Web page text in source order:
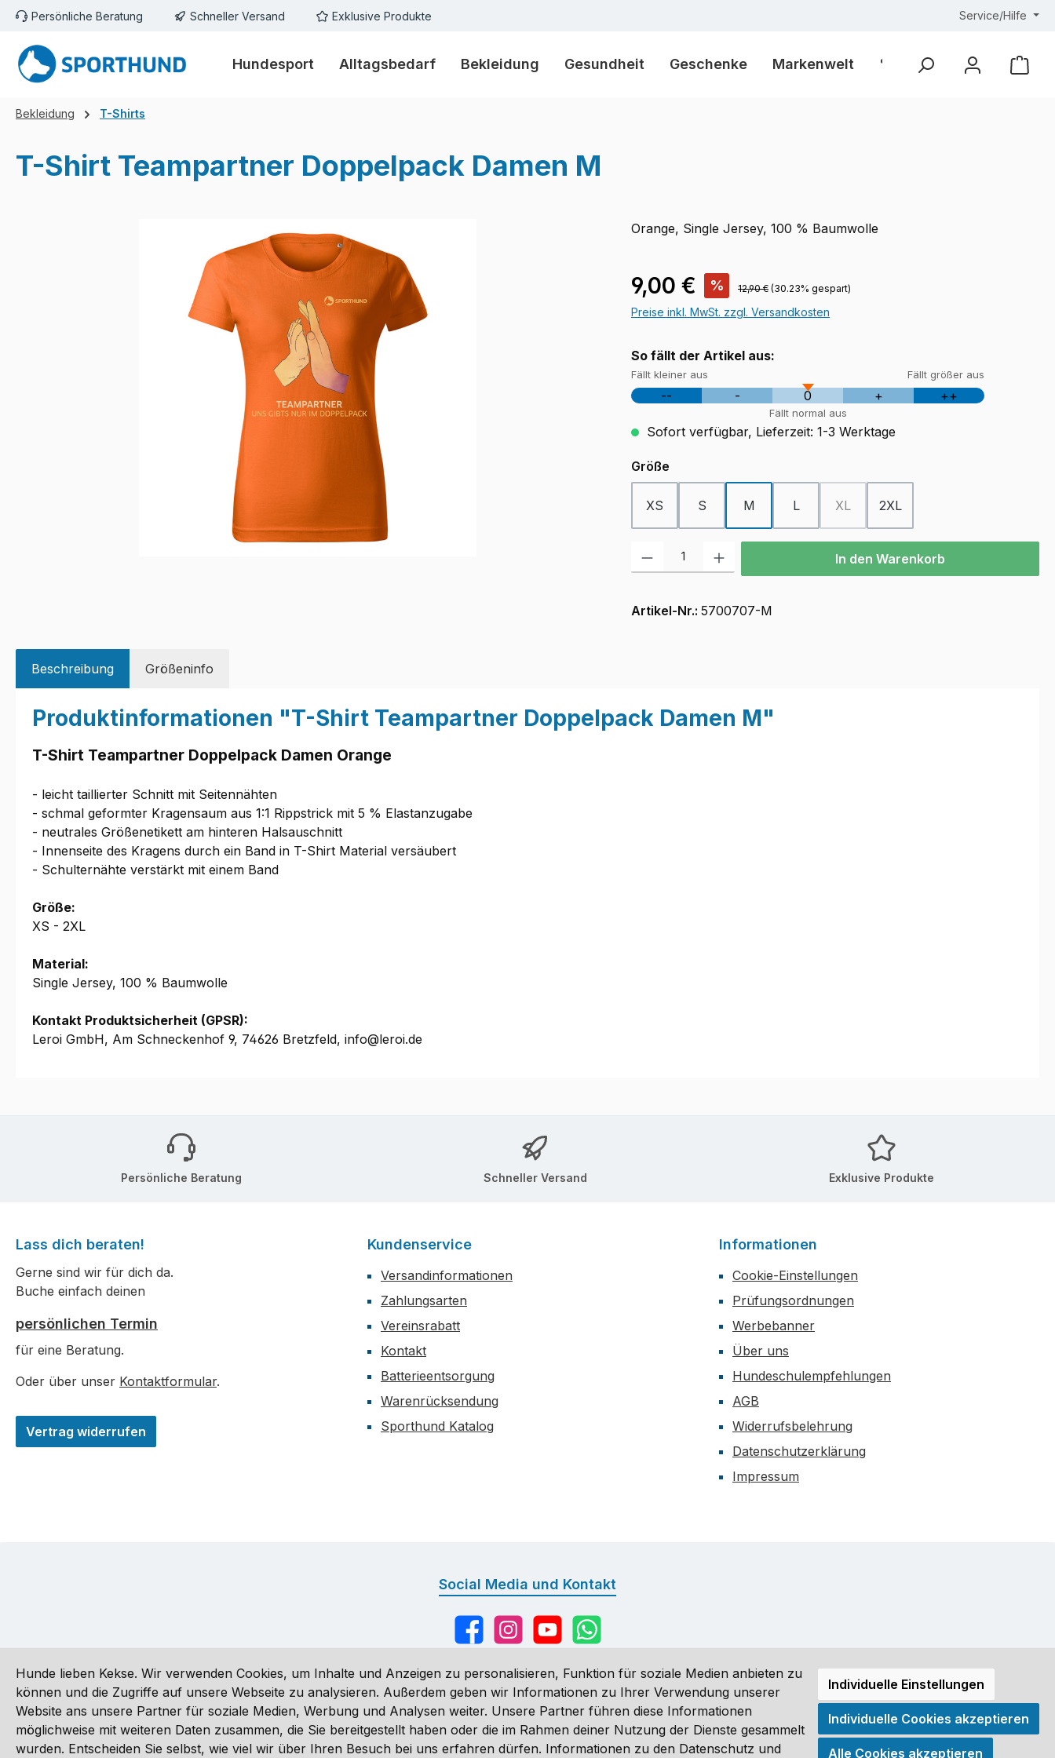
Hauptinhalt springen
Zur Suche springen
Zur Hauptnavigation springen
Persönliche Beratung Schneller Versand Exklusive Produkte Service/Hilfe
Hundesport Alltagsbedarf Bekleidung Gesundheit Geschenke Markenwelt % Outlet %
Bekleidung T-Shirts
T-Shirt Teampartner Doppelpack Damen M
Orange, Single Jersey, 100 % Baumwolle
Verkaufspreis:
9,00 € % Regulärer Preis:
12,90 € (30.23% gespart)
Preise inkl. MwSt. zzgl. Versandkosten
So fällt der Artikel aus:
Fällt kleiner aus Fällt größer aus
-- - 0 + ++
Fällt normal aus
Sofort verfügbar, Lieferzeit: 1-3 Werktage
Größe
XS S M L XL
(Diese Option ist zurzeit nicht verfügbar.)
2XL
Produkt Anzahl: Gib den gewünschten Wert ein oder benutze die Schaltflächen
In den Warenkorb
Artikel-Nr.: 5700707-M
Beschreibung Größeninfo
Produktinformationen "T-Shirt Teampartner Doppelpack Damen M"
T-Shirt Teampartner Doppelpack Damen Orange
- leicht taillierter Schnitt mit Seitennähten
- schmal geformter Kragensaum aus 1:1 Rippstrick mit 5 % Elastanzugabe
- neutrales Größenetikett am hinteren Halsauschnitt
- Innenseite des Kragens durch ein Band in T-Shirt Material versäubert
- Schulternähte verstärkt mit einem Band
Größe:
XS - 2XL
Material:
Single Jersey, 100 % Baumwolle
Kontakt Produktsicherheit (GPSR):
Leroi GmbH, Am Schneckenhof 9, 74626 Bretzfeld, info@leroi.de
Persönliche Beratung Schneller Versand Exklusive Produkte
Lass dich beraten!
Gerne sind wir für dich da.
Buche einfach deinen
persönlichen Termin
für eine Beratung.
Oder über unser Kontaktformular.
Vertrag widerrufen
Kundenservice
Versandinformationen
Zahlungsarten
Vereinsrabatt
Kontakt
Batterieentsorgung
Warenrücksendung
Sporthund Katalog
Informationen
Cookie-Einstellungen
Prüfungsordnungen
Werbebanner
Über uns
Hundeschulempfehlungen
AGB
Widerrufsbelehrung
Datenschutzerklärung
Impressum
Social Media und Kontakt
FacebookInstagramYouTubeWhatsApp
Alle Preise inkl. gesetzl. Mehrwertsteuer zzgl.Versandkosten, wenn nicht anders angegeben. Preise vor dem Login werden in Euro (DE) angezeigt. Streichpreise = UVP-Preise. Abbildungen
ähnlich. Änderungen vorbehalten.
Hunde lieben Kekse. Wir verwenden Cookies, um Inhalte und Anzeigen zu personalisieren, Funktion für soziale Medien anbieten zu
können und die Zugriffe auf unsere Webseite zu analysieren. Außerdem geben wir Informationen zu Ihrer Verwendung unserer
Website ans unsere Partner für soziale Medien, Werbung und Analysen weiter. Unsere Partner führen diese Informationen
möglichweise mit weiteren Daten zusammen, die Sie bereitgestellt haben oder die im Rahmen deiner Nutzung der Dienste gesammelt
wurden. Entscheiden Sie selbst, wie viel wir über Ihren Besuch bei uns erfahren dürfen. Informationen zu den Datenschutz und
Individuelle Einstellungen
Individuelle Cookies akzeptieren
Alle Cookies akzeptieren